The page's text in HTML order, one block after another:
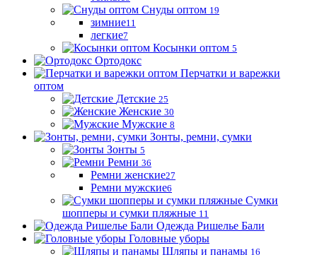
Снуды оптом 19
зимние11
легкие7
Косынки оптом 5
Ортодокс
Перчатки и варежки
оптом
Детские 25
Женские 30
Мужские 8
Зонты, ремни, сумки
Зонты 5
Ремни 36
Ремни женские27
Ремни мужские6
Сумки
шопперы и сумки пляжные 11
Одежда Ришелье Бали
Головные уборы
Шляпы и панамы 16